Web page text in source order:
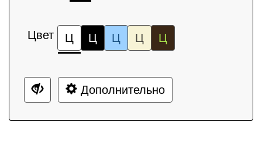
Цвет Ц Ц Ц Ц Ц
Дополнительно